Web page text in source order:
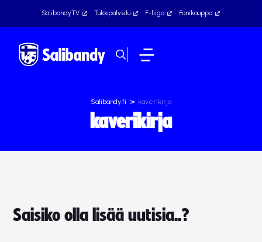
SalibandyTV Tulospalvelu F-liiga Fanikauppa
Salibandy.fi > kaverikirja
kaverikirja
Saisiko olla lisää uutisia..?